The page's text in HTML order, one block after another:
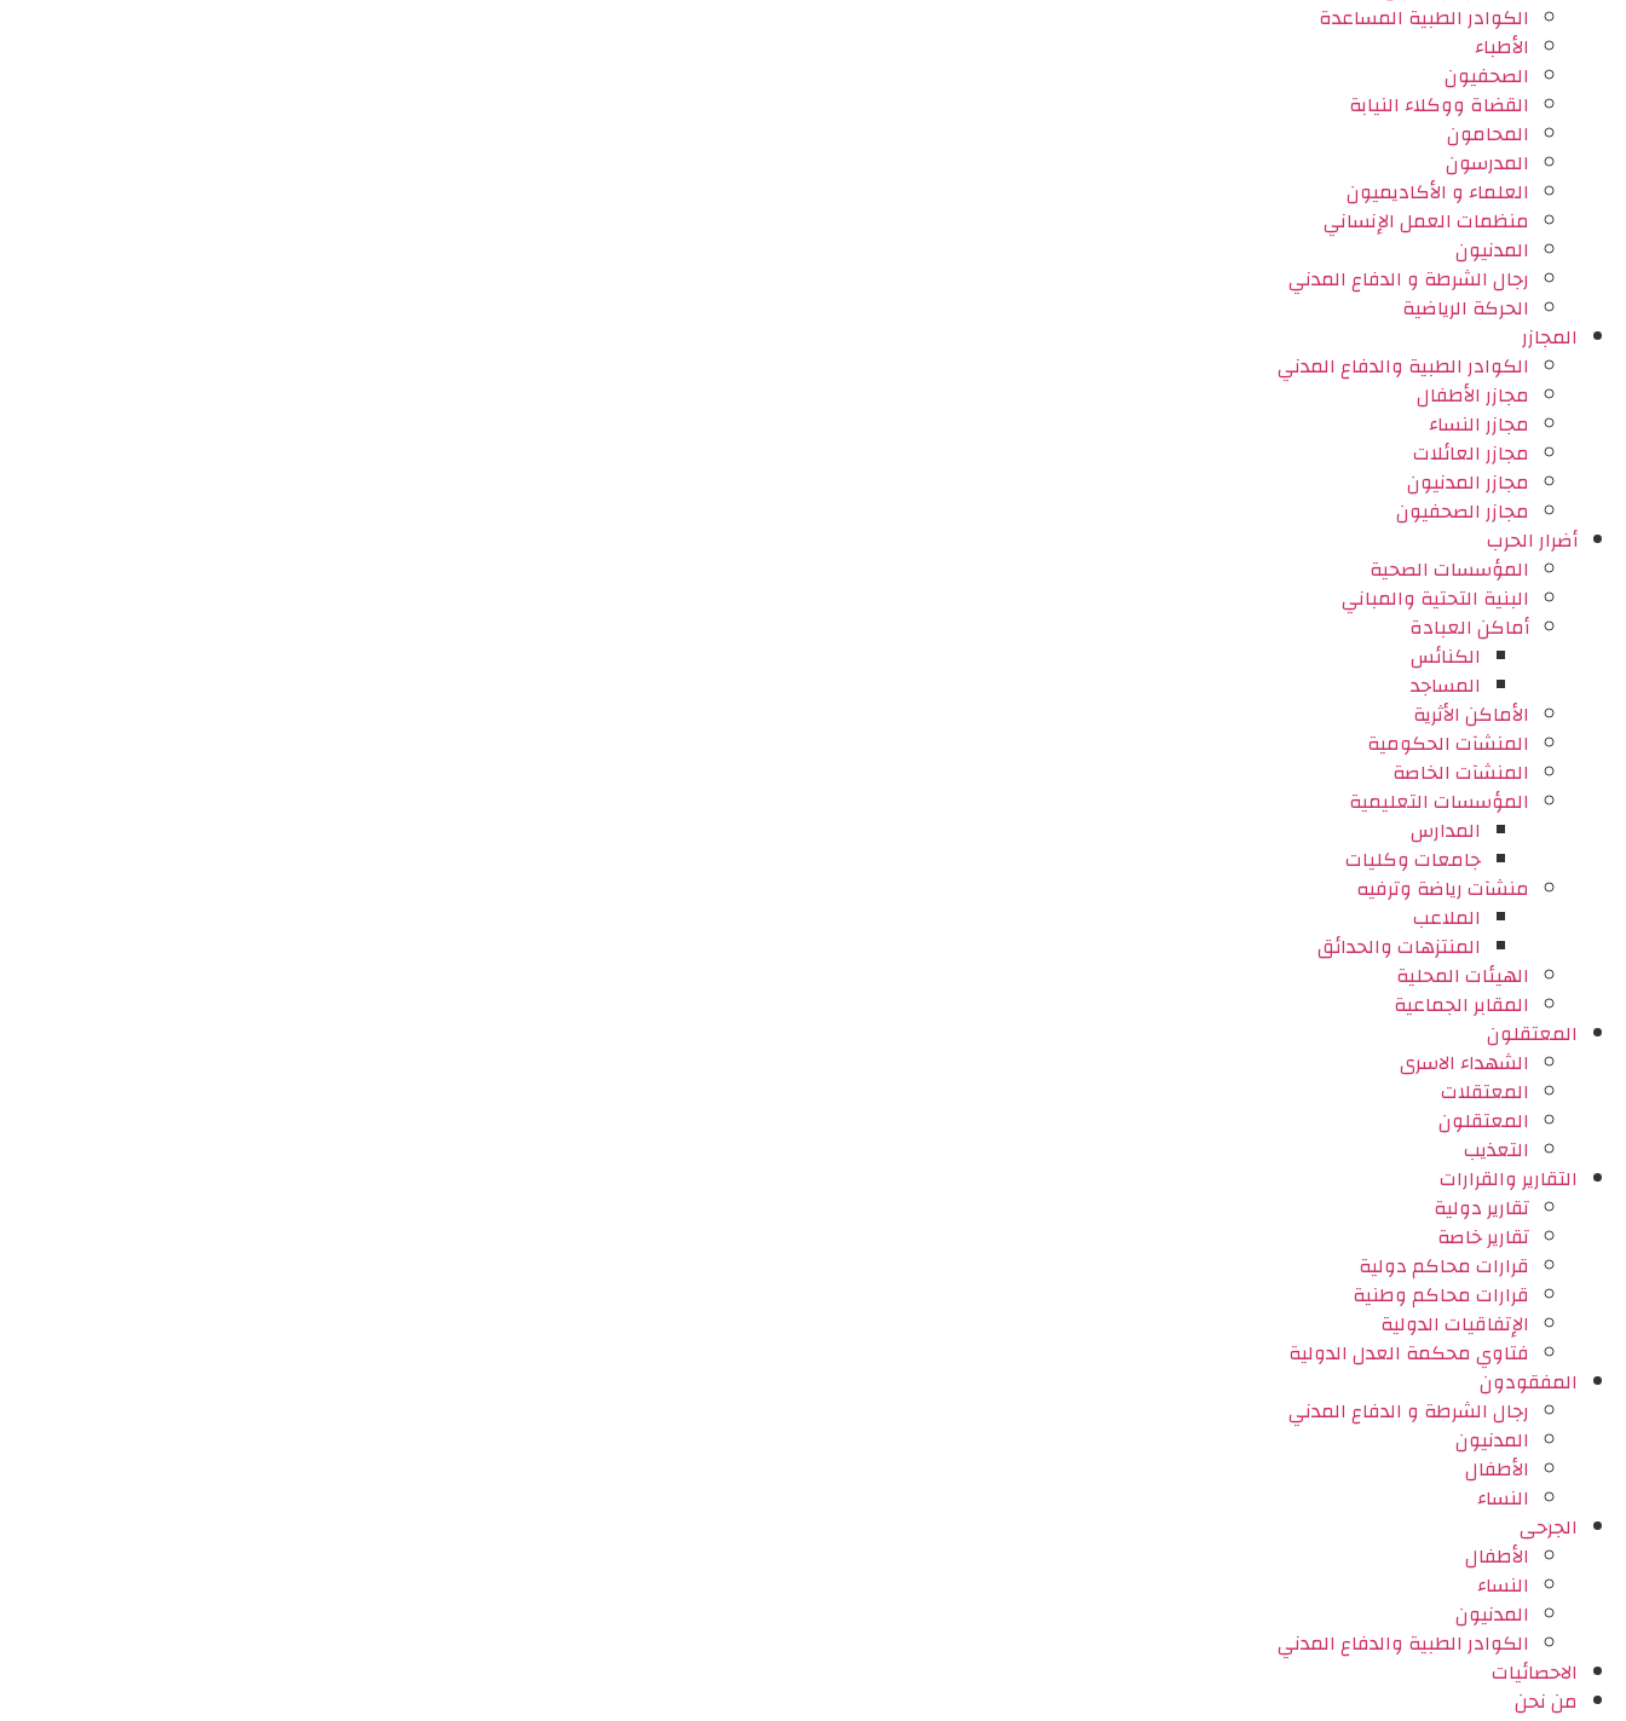
الكوادر الطبية المساعدة
الأطباء
الصحفيون
القضاة ووكلاء النيابة
المحامون
المدرسون
العلماء و الأكاديميون
منظمات العمل الإنساني
المدنيون
رجال الشرطة و الدفاع المدني
الحركة الرياضية
المجازر
الكوادر الطبية والدفاع المدني
مجازر الأطفال
مجازر النساء
مجازر العائلات
مجازر المدنيون
مجازر الصحفيون
أضرار الحرب
المؤسسات الصحية
البنية التحتية والمباني
أماكن العبادة
الكنائس
المساجد
الأماكن الأثرية
المنشآت الحكومية
المنشآت الخاصة
المؤسسات التعليمية
المدارس
جامعات وكليات
منشآت رياضة وترفيه
الملاعب
المنتزهات والحدائق
الهيئات المحلية
المقابر الجماعية
المعتقلون
الشهداء الاسرى
المعتقلات
المعتقلون
التعذيب
التقارير والقرارات
تقارير دولية
تقارير خاصة
قرارات محاكم دولية
قرارات محاكم وطنية
الإتفاقيات الدولية
فتاوي محكمة العدل الدولية
المفقودون
رجال الشرطة و الدفاع المدني
المدنيون
الأطفال
النساء
الجرحى
الأطفال
النساء
المدنيون
الكوادر الطبية والدفاع المدني
الاحصائيات
من نحن